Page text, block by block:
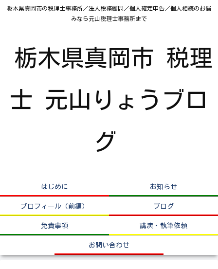
栃木県真岡市の税理士事務所／法人税務顧問／個人確定申告／個人相続のお悩
みなら元山税理士事務所まで
栃木県真岡市 税理
士 元山りょうブロ
グ
はじめに お知らせ
プロフィール（前編） ブログ
免責事項 講演・執筆依頼
お問い合わせ